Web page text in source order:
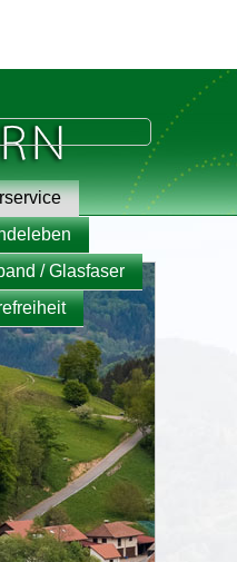
/ Glasfaser